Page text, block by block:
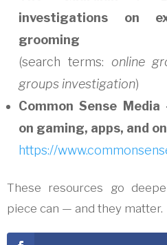
investigations on
grooming
(search terms: online
groups investigation)
Common Sense
on gaming, apps, and
https://
These resources go
piece can — and they matter.